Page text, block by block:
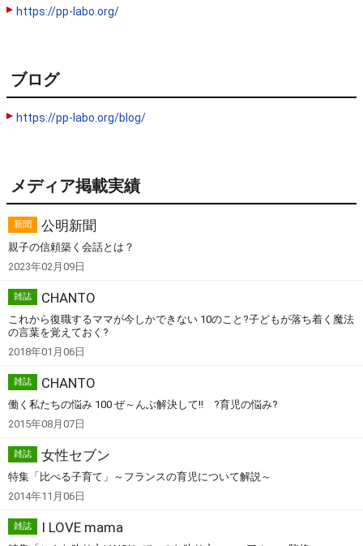
https://pp-labo.org/
ブログ
https://pp-labo.org/blog/
メディア掲載実績
新聞 公明新聞
親子の信頼築く会話とは？
2023年02月09日
雑誌 CHANTO
これから復職するママが今しかできない 10のこと?子どもが落ち着く魔法
の言葉を覚えておく?
2018年01月06日
雑誌 CHANTO
働く私たちの悩み 100 ぜ～んぶ解決して!! ?育児の悩み?
2015年08月07日
雑誌 女性セブン
特集「比べる子育て」～フランスの育児について解説～
2014年11月06日
雑誌 I LOVE mama